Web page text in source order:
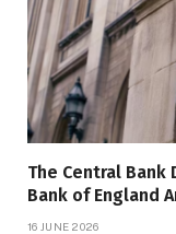
The Central Bank
Bank of England
16 JUNE 2026